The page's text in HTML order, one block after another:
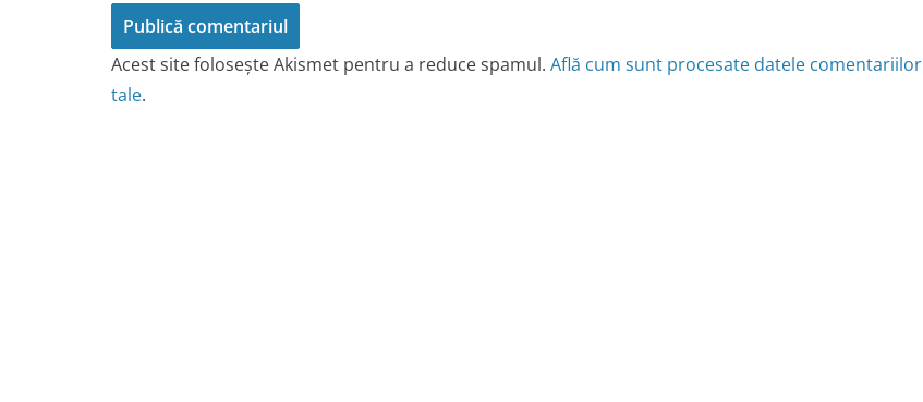
Acest site folosește Akismet pentru a reduce spamul. Află cum sunt procesate datele comentariilor
tale.